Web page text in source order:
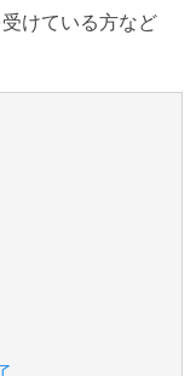
受けている方など